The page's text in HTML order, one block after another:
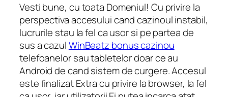
Vesti bune, cu toata Domeniul! Cu privire la
perspectiva accesului cand cazinoul instabil,
lucrurile stau la fel ca usor si pe partea de
sus a cazulWinBeatz bonus cazinou
telefoanelor sau tabletelor doar ce au
Android de cand sistem de curgere. Accesul
este finalizat Extra cu privire la browser, la fel